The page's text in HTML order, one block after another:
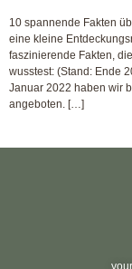
10 spannende Fakten
eine kleine
faszinierende Fakten,
wusstest: (Stand: Ende
Januar 2022 haben wir
angeboten. […]